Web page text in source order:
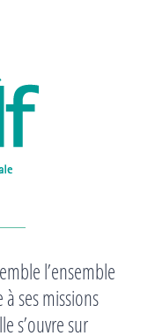
l’ensemble
ses missions
s’ouvre sur